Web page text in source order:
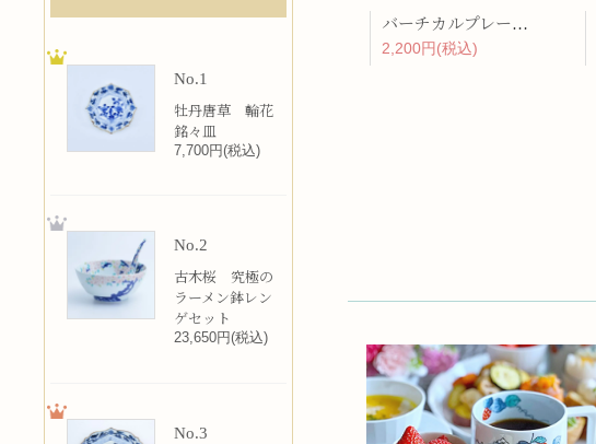
バーチカルプレート 15cm 化粧土
2,200円(税込)
No.1
牡丹唐草 輪花
銘々皿
7,700円(税込)
No.2
古木桜 究極の
ラーメン鉢レン
ゲセット
23,650円(税込)
No.3